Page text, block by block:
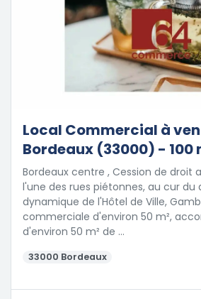
Local Commercial à
Bordeaux (33000) - 100
Bordeaux centre , Cession de droit
l'une des rues piétonnes, au cur du
dynamique de l'Hôtel de Ville,
commerciale d'environ 50 m²,
d'environ 50 m² de …
33000 Bordeaux